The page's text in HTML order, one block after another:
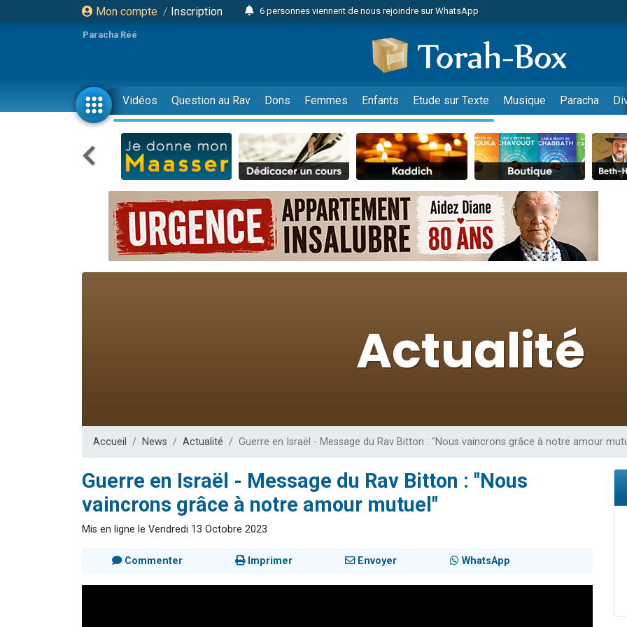
Mon compte / Inscription
6 personnes viennent de nous rejoindre sur WhatsApp
2 personnes viennent de faire un don pour 1 Journée de Vacances Pour les Enfants
17 personnes viennent de demander une bénédiction
4 personnes viennent de nous rejoindre sur WhatsApp
Il reste 49 places pour étudier en groupe sur Zoom
23 personnes viennent de faire un don pour Diane, 80 ans, dans un appartement
Eva vient de donner son Maasser
4 personnes viennent de nous rejoindre sur WhatsApp
3 personnes viennent de nous rejoindre sur WhatsApp
3 personnes viennent de faire un don pour 5 jours de vacances aux Orphelins
Odaya vient de donner son Maasser
13 personnes viennent de demander une bénédiction
12 nouvelles musiques dans Torah-Box Music
3 personnes viennent de nous rejoindre sur WhatsApp
Paracha Réé
Vidéos Question au Rav Dons Femmes Enfants Etude sur Texte Musique Paracha
Accueil News Actualité Guerre en Israël - Message du Rav Bitton : "Nous vaincrons grâce à notre amour
Guerre en Israël - Message du Rav Bitton : "Nous
vaincrons grâce à notre amour mutuel"
Mis en ligne le Vendredi 13 Octobre 2023
Commenter Imprimer Envoyer WhatsApp